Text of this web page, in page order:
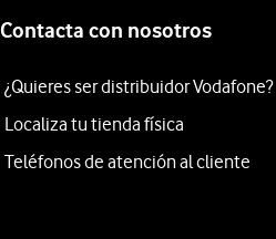
Contacta con nosotros
¿Quieres ser distribuidor Vodafone?
Localiza tu tienda física
Teléfonos de atención al cliente